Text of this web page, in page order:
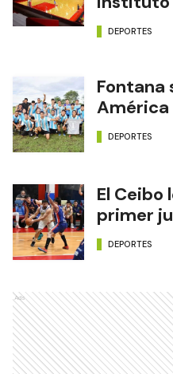
DEPORTES
Fontana
América
DEPORTES
El Ceibo
primer
DEPORTES
Ads